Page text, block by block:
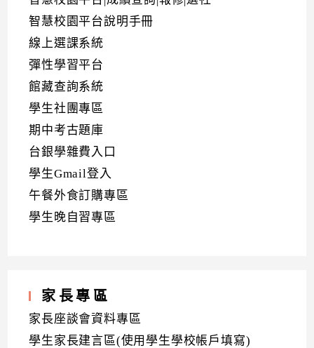
智慧校園平台說明手冊
線上選課系統
彈性學習平台
館藏查詢系統
學生社團專區
期中考古題庫
台銀學雜費入口
學生Gmail登入
午餐外食訂購專區
學生晚自習專區
家長專區
家長座談會資料專區
學生家長建言區(使用學生學校帳戶填寫)